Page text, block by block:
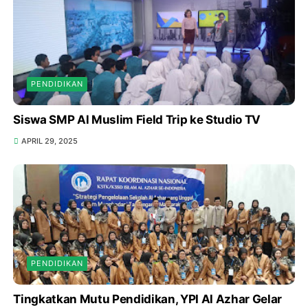
PENDIDIKAN
Siswa SMP Al Muslim Field Trip ke Studio TV
APRIL 29, 2025
PENDIDIKAN
Tingkatkan Mutu Pendidikan, YPI Al Azhar Gelar